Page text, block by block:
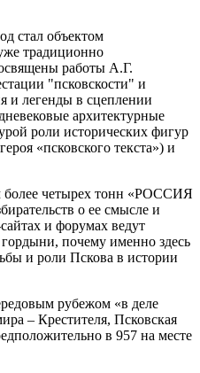
стал объектом
традиционно
работы А.Г.
"псковскости" и
и легенды в сцеплении
архитектурные
роли исторических фигур
«псковского текста») и
более четырех тонн «РОССИЯ
о ее смысле и
и форумах ведут
гордыни, почему именно здесь
и роли Пскова в истории
рубежом «в деле
– Крестителя, Псковская
в 957 на месте